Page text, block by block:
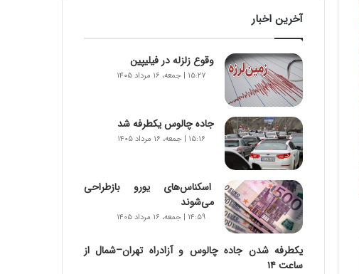
ه
ا
ر
ا
ن‌
و
د
ر
و
ر
و
ش
ن
ا
س
آخرین اخبار
وقوع زلزله در فیلیپین
۱۵:۲۷ | جمعه، ۱۶ مرداد ۱۴۰۵
جاده چالوس یکطرفه شد
۱۵:۱۶ | جمعه، ۱۶ مرداد ۱۴۰۵
اسکناس‌های یورو بازطراحی
می‌شوند
۱۴:۵۹ | جمعه، ۱۶ مرداد ۱۴۰۵
یکطرفه شدن جاده چالوس و آزادراه تهران–شمال از
ساعت ۱۴